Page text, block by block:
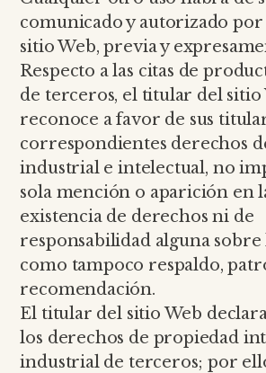
comunicado y autorizado
sitio Web, previa y
Respecto a las citas de
de terceros, el titular del sitio
reconoce a favor de sus
correspondientes derechos
industrial e intelectual, no
sola mención o aparición en
existencia de derechos ni de
responsabilidad alguna sobre
como tampoco respaldo,
recomendación.
El titular del sitio Web
los derechos de propiedad
industrial de terceros; por